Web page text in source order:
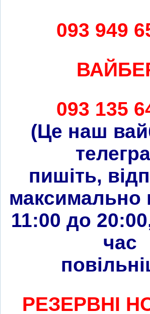
093 949
093 135
(Це наш
пишіть,
максимально
11:00 до
час
РЕЗЕРВНІ